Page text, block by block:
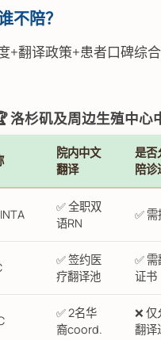
不陪？
+翻译政策+患者口碑
洛杉矶及周边生殖中心
院内中文
翻译
是否
陪诊
✅ 全职双
语RN
✅
✅ 签约医
疗翻译池
✅
证书
✅ 2名华
裔coord.
❌
翻译